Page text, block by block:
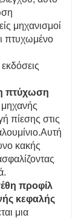
μηχανισμοί
πτυχωμένο
πτύχωση
πίεσης στις
κακής
προφίλ
κεφαλής
μια